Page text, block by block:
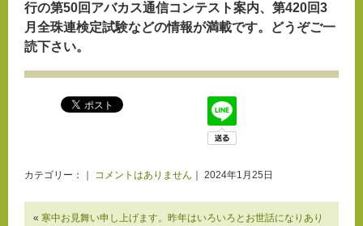
行の第50回アバカス通信コンテスト案内、第420回3
月全珠連検定試験などの情報が満載です。どうぞご一
読下さい。
カテゴリー：｜ コメントはありません ｜ 2024年1月25日
« 寒中お見舞い申し上げます。昨年はいろいろとお世話になりあり